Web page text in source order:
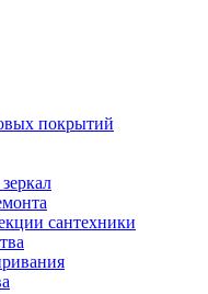
покрытий
сантехники